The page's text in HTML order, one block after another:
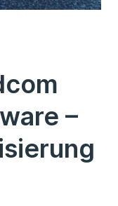
–